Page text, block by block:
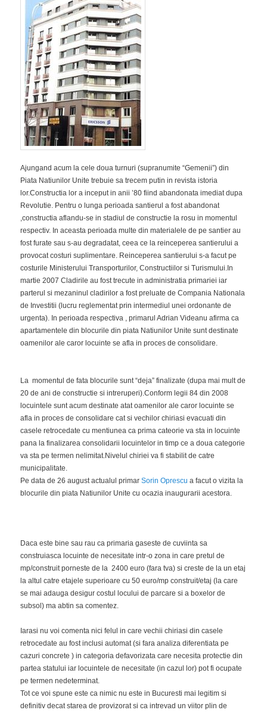
Ajungand acum la cele doua turnuri (supranumite “Gemenii”) din
Piata Natiunilor Unite trebuie sa trecem putin in revista istoria
lor.Constructia lor a inceput in anii ’80 fiind abandonata imediat dupa
Revolutie. Pentru o lunga perioada santierul a fost abandonat
,constructia aflandu-se in stadiul de constructie la rosu in momentul
respectiv. In aceasta perioada multe din materialele de pe santier au
fost furate sau s-au degradatat, ceea ce la reinceperea santierului a
provocat costuri suplimentare. Reinceperea santierului s-a facut pe
costurile Ministerului Transporturilor, Constructiilor si Turismului.In
martie 2007 Cladirile au fost trecute in administratia primariei iar
parterul si mezaninul cladirilor a fost preluate de Compania Nationala
de Investitii (lucru reglementat prin intermediul unei ordonante de
urgenta). In perioada respectiva , primarul Adrian Videanu afirma ca
apartamentele din blocurile din piata Natiunilor Unite sunt destinate
oamenilor ale caror locuinte se afla in proces de consolidare.
La momentul de fata blocurile sunt “deja” finalizate (dupa mai mult de
20 de ani de constructie si intreruperi).Conform legii 84 din 2008
locuintele sunt acum destinate atat oamenilor ale caror locuinte se
afla in proces de consolidare cat si vechilor chiriasi evacuati din
casele retrocedate cu mentiunea ca prima cateorie va sta in locuinte
pana la finalizarea consolidarii locuintelor in timp ce a doua categorie
va sta pe termen nelimitat.Nivelul chiriei va fi stabilit de catre
municipalitate.
Pe data de 26 august actualul primarSorin Oprescu a facut o vizita la
blocurile din piata Natiunilor Unite cu ocazia inaugurarii acestora.
Daca este bine sau rau ca primaria gaseste de cuviinta sa
construiasca locuinte de necesitate intr-o zona in care pretul de
mp/construit porneste de la 2400 euro (fara tva) si creste de la un etaj
la altul catre etajele superioare cu 50 euro/mp construit/etaj (la care
se mai adauga desigur costul locului de parcare si a boxelor de
subsol) ma abtin sa comentez.
Iarasi nu voi comenta nici felul in care vechii chiriasi din casele
retrocedate au fost inclusi automat (si fara analiza diferentiata pe
cazuri concrete ) in categoria defavorizata care necesita protectie din
partea statului iar locuintele de necesitate (in cazul lor) pot fi ocupate
pe termen nedeterminat.
Tot ce voi spune este ca nimic nu este in Bucuresti mai legitim si
definitiv decat starea de provizorat si ca intrevad un viitor plin de